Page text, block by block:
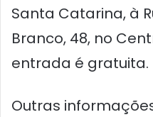
Santa Catarina, à
Branco, 48, no
entrada é gratuita.
Outras